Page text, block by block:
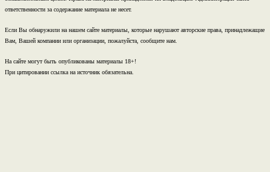
ответственности за содержание материала не несет.
Если Вы обнаружили на нашем сайте материалы, которые нарушают авторские права, принадлежащие
Вам, Вашей компании или организации, пожалуйста, сообщите нам.
На сайте могут быть опубликованы материалы 18+!
При цитировании ссылка на источник обязательна.